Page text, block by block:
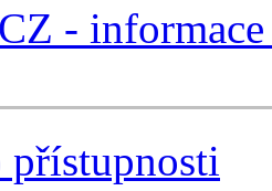
-
přístupnosti